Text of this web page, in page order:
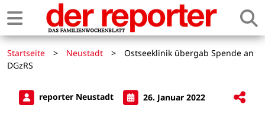
Startseite > Neustadt >
Ostseeklinik übergab Spende an
DGzRS
reporter Neustadt 26. Januar 2022